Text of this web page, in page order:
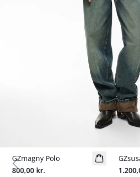
Nyhed
GZmagny Polo
800,00 kr.
Previous slide